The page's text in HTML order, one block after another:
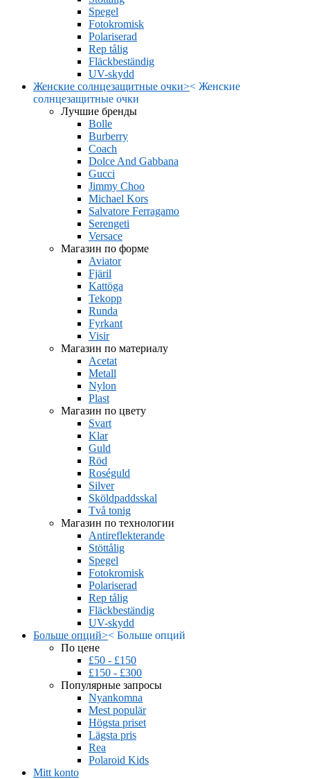
Spegel
Fotokromisk
Polariserad
Rep tålig
Fläckbeständig
UV-skydd
Женские солнцезащитные очки>< Женские
солнцезащитные очки
Лучшие бренды
Bolle
Burberry
Coach
Dolce And Gabbana
Gucci
Jimmy Choo
Michael Kors
Salvatore Ferragamo
Serengeti
Versace
Магазин по форме
Aviator
Fjäril
Kattöga
Tekopp
Runda
Fyrkant
Visir
Магазин по материалу
Acetat
Metall
Nylon
Plast
Магазин по цвету
Svart
Klar
Guld
Röd
Roséguld
Silver
Sköldpaddsskal
Två tonig
Магазин по технологии
Antireflekterande
Stöttålig
Spegel
Fotokromisk
Polariserad
Rep tålig
Fläckbeständig
UV-skydd
Больше опций>< Больше опций
По цене
£50 - £150
£150 - £300
Популярные запросы
Nyankomna
Mest populär
Högsta priset
Lägsta pris
Rea
Polaroid Kids
Mitt konto